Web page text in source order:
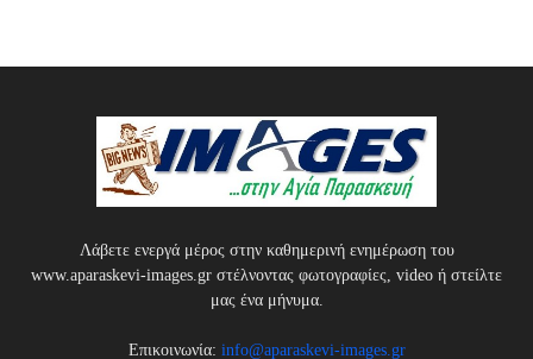
Λάβετε ενεργά μέρος στην καθημερινή ενημέρωση του
www.aparaskevi-images.gr στέλνοντας φωτογραφίες, video ή στείλτε
μας ένα μήνυμα.
Επικοινωνία: info@aparaskevi-images.gr